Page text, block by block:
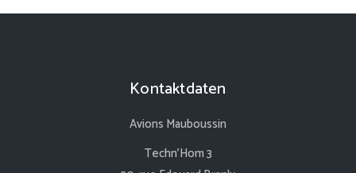
Kontaktdaten
Avions Mauboussin
Techn’Hom 3